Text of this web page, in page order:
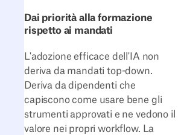
Dai priorità alla formazione
rispetto ai mandati
L'adozione efficace dell'IA non
deriva da mandati top-down.
Deriva da dipendenti che
capiscono come usare bene gli
strumenti approvati e ne vedono il
valore nei propri workflow. La